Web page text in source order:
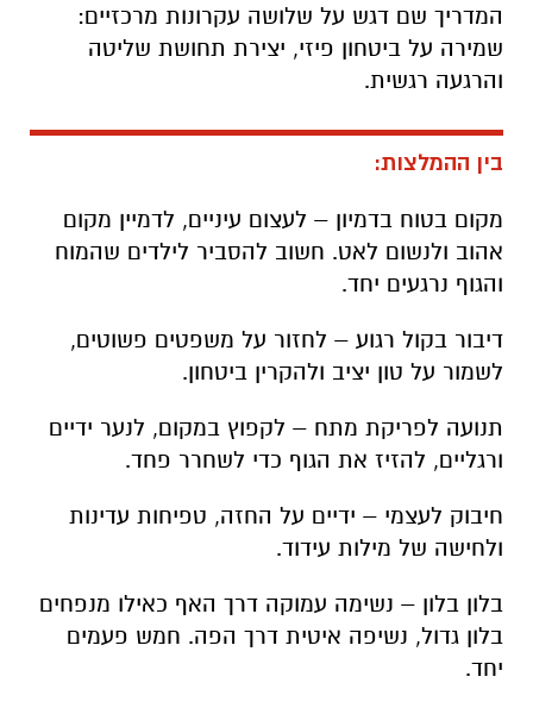
המדריך שם דגש על שלושה עקרונות מרכזיים:
שמירה על ביטחון פיזי, יצירת תחושת שליטה
והרגעה רגשית.
בין ההמלצות:
מקום בטוח בדמיון – לעצום עיניים, לדמיין מקום
אהוב ולנשום לאט. חשוב להסביר לילדים שהמוח
והגוף נרגעים יחד.
דיבור בקול רגוע – לחזור על משפטים פשוטים,
לשמור על טון יציב ולהקרין ביטחון.
תנועה לפריקת מתח – לקפוץ במקום, לנער ידיים
ורגליים, להזיז את הגוף כדי לשחרר פחד.
חיבוק לעצמי – ידיים על החזה, טפיחות עדינות
ולחישה של מילות עידוד.
בלון בלון – נשימה עמוקה דרך האף כאילו מנפחים
בלון גדול, נשיפה איטית דרך הפה. חמש פעמים
יחד.